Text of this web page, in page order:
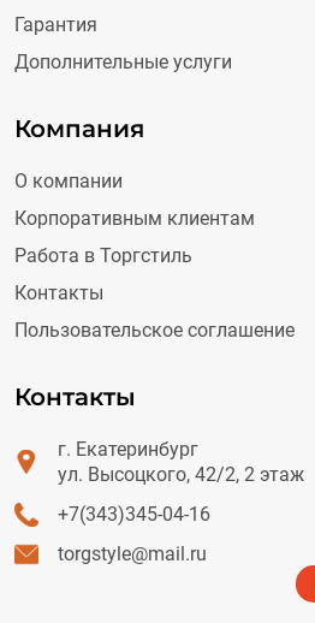
Гарантия
Дополнительные услуги
Компания
О компании
Корпоративным клиентам
Работа в Торгстиль
Контакты
Пользовательское соглашение
Контакты
г. Екатеринбург
ул. Высоцкого, 42/2, 2 этаж
+7(343)345-04-16
torgstyle@mail.ru